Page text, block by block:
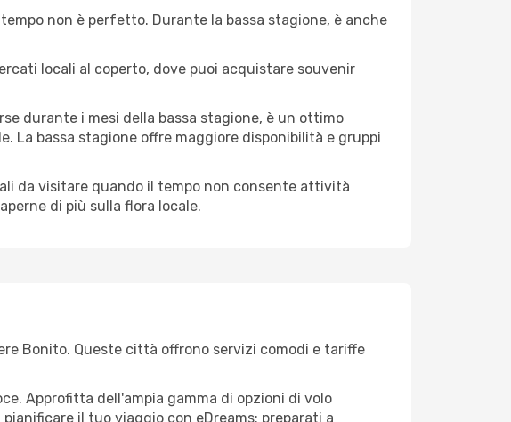
non è perfetto. Durante la bassa stagione, è anche
locali al coperto, dove puoi acquistare souvenir
durante i mesi della bassa stagione, è un ottimo
La bassa stagione offre maggiore disponibilità e gruppi
da visitare quando il tempo non consente attività
di più sulla flora locale.
Bonito. Queste città offrono servizi comodi e tariffe
Approfitta dell'ampia gamma di opzioni di volo
il tuo viaggio con eDreams: preparati a